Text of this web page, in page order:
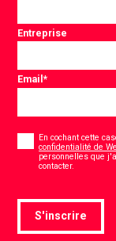
Entreprise
Email*
En cochant cette
confidentialité de
personnelles que
contacter.
S'inscrire